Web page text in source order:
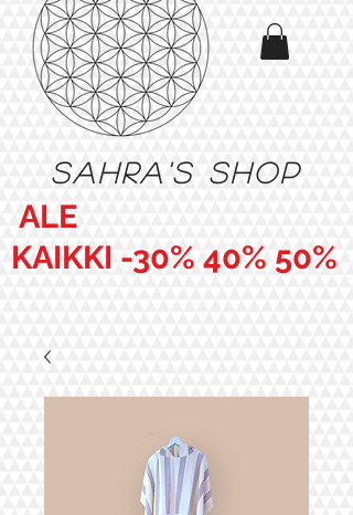
Sahra's shop
ALE
KAIKKI -30% 40% 50%